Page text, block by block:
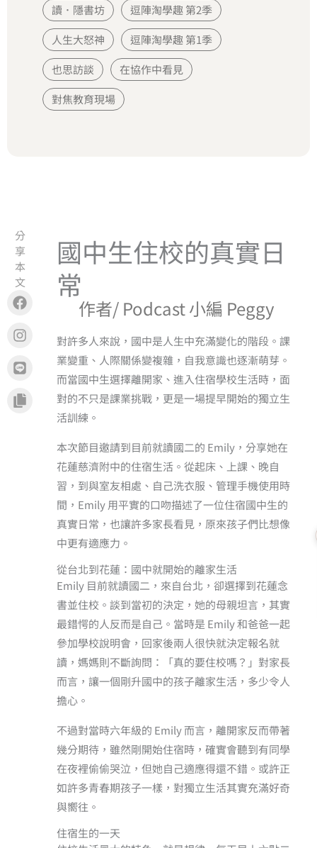
讀．隱書坊
逗陣淘學趣 第2季
人生大怒神
逗陣淘學趣 第1季
也思訪談
在協作中看見
對焦教育現場
分
享
本
文
Facebook
Instagram
Line
Copy
國中生住校的真實日
常
作者/ Podcast 小編 Peggy
對許多人來說，國中是人生中充滿變化的階段。課
業變重、人際關係變複雜，自我意識也逐漸萌芽。
而當國中生選擇離開家、進入住宿學校生活時，面
對的不只是課業挑戰，更是一場提早開始的獨立生
活訓練。
本次節目邀請到目前就讀國二的 Emily，分享她在
花蓮慈濟附中的住宿生活。從起床、上課、晚自
習，到與室友相處、自己洗衣服、管理手機使用時
間，Emily 用平實的口吻描述了一位住宿國中生的
真實日常，也讓許多家長看見，原來孩子們比想像
中更有適應力。
從台北到花蓮：國中就開始的離家生活
Emily 目前就讀國二，來自台北，卻選擇到花蓮念
書並住校。談到當初的決定，她的母親坦言，其實
最錯愕的人反而是自己。當時是 Emily 和爸爸一起
參加學校說明會，回家後兩人很快就決定報名就
讀，媽媽則不斷詢問：「真的要住校嗎？」對家長
而言，讓一個剛升國中的孩子離家生活，多少令人
擔心。
不過對當時六年級的 Emily 而言，離開家反而帶著
幾分期待，雖然剛開始住宿時，確實會聽到有同學
在夜裡偷偷哭泣，但她自己適應得還不錯。或許正
如許多青春期孩子一樣，對獨立生活其實充滿好奇
與嚮往。
住宿生的一天